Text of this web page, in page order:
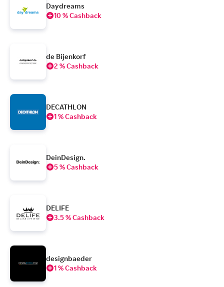
Daydreams
10 % Cashback
de Bijenkorf
2 % Cashback
DECATHLON
1 % Cashback
DeinDesign.
5 % Cashback
DELIFE
3.5 % Cashback
designbaeder
1 % Cashback